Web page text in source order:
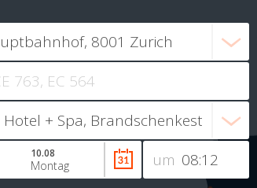
um
10.08
Montag